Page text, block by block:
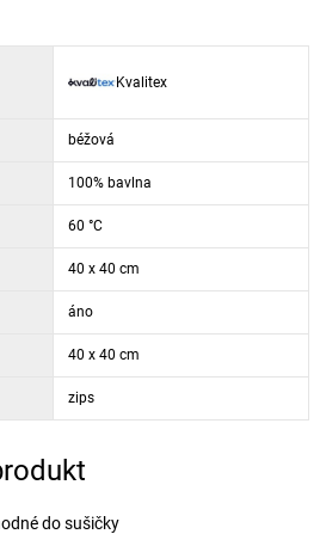
Kvalitex
béžová
100% bavlna
60 °C
40 x 40 cm
áno
40 x 40 cm
zips
do sušičky